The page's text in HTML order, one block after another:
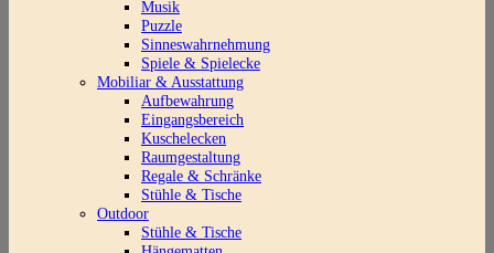
Musik
Puzzle
Sinneswahrnehmung
Spiele & Spielecke
Mobiliar & Ausstattung
Aufbewahrung
Eingangsbereich
Kuschelecken
Raumgestaltung
Regale & Schränke
Stühle & Tische
Outdoor
Stühle & Tische